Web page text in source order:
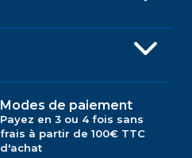
Modes de paiement
Payez en 3 ou 4 fois sans
frais à partir de 100€ TTC
d'achat